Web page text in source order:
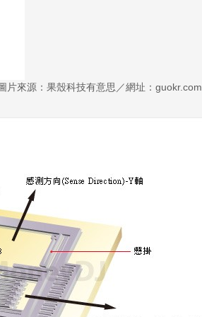
片來源：果殼科技有意思／網址：